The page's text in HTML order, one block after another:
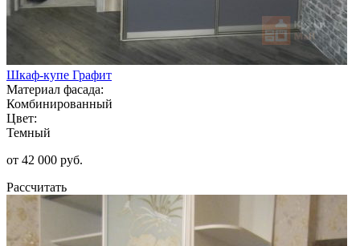
Шкаф-купе Графит
Материал фасада:
Комбинированный
Цвет:
Темный
от 42 000 руб.
Рассчитать